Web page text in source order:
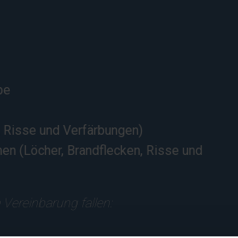
und Verfärbungen)
(Löcher, Brandflecken, Risse und
fallen: